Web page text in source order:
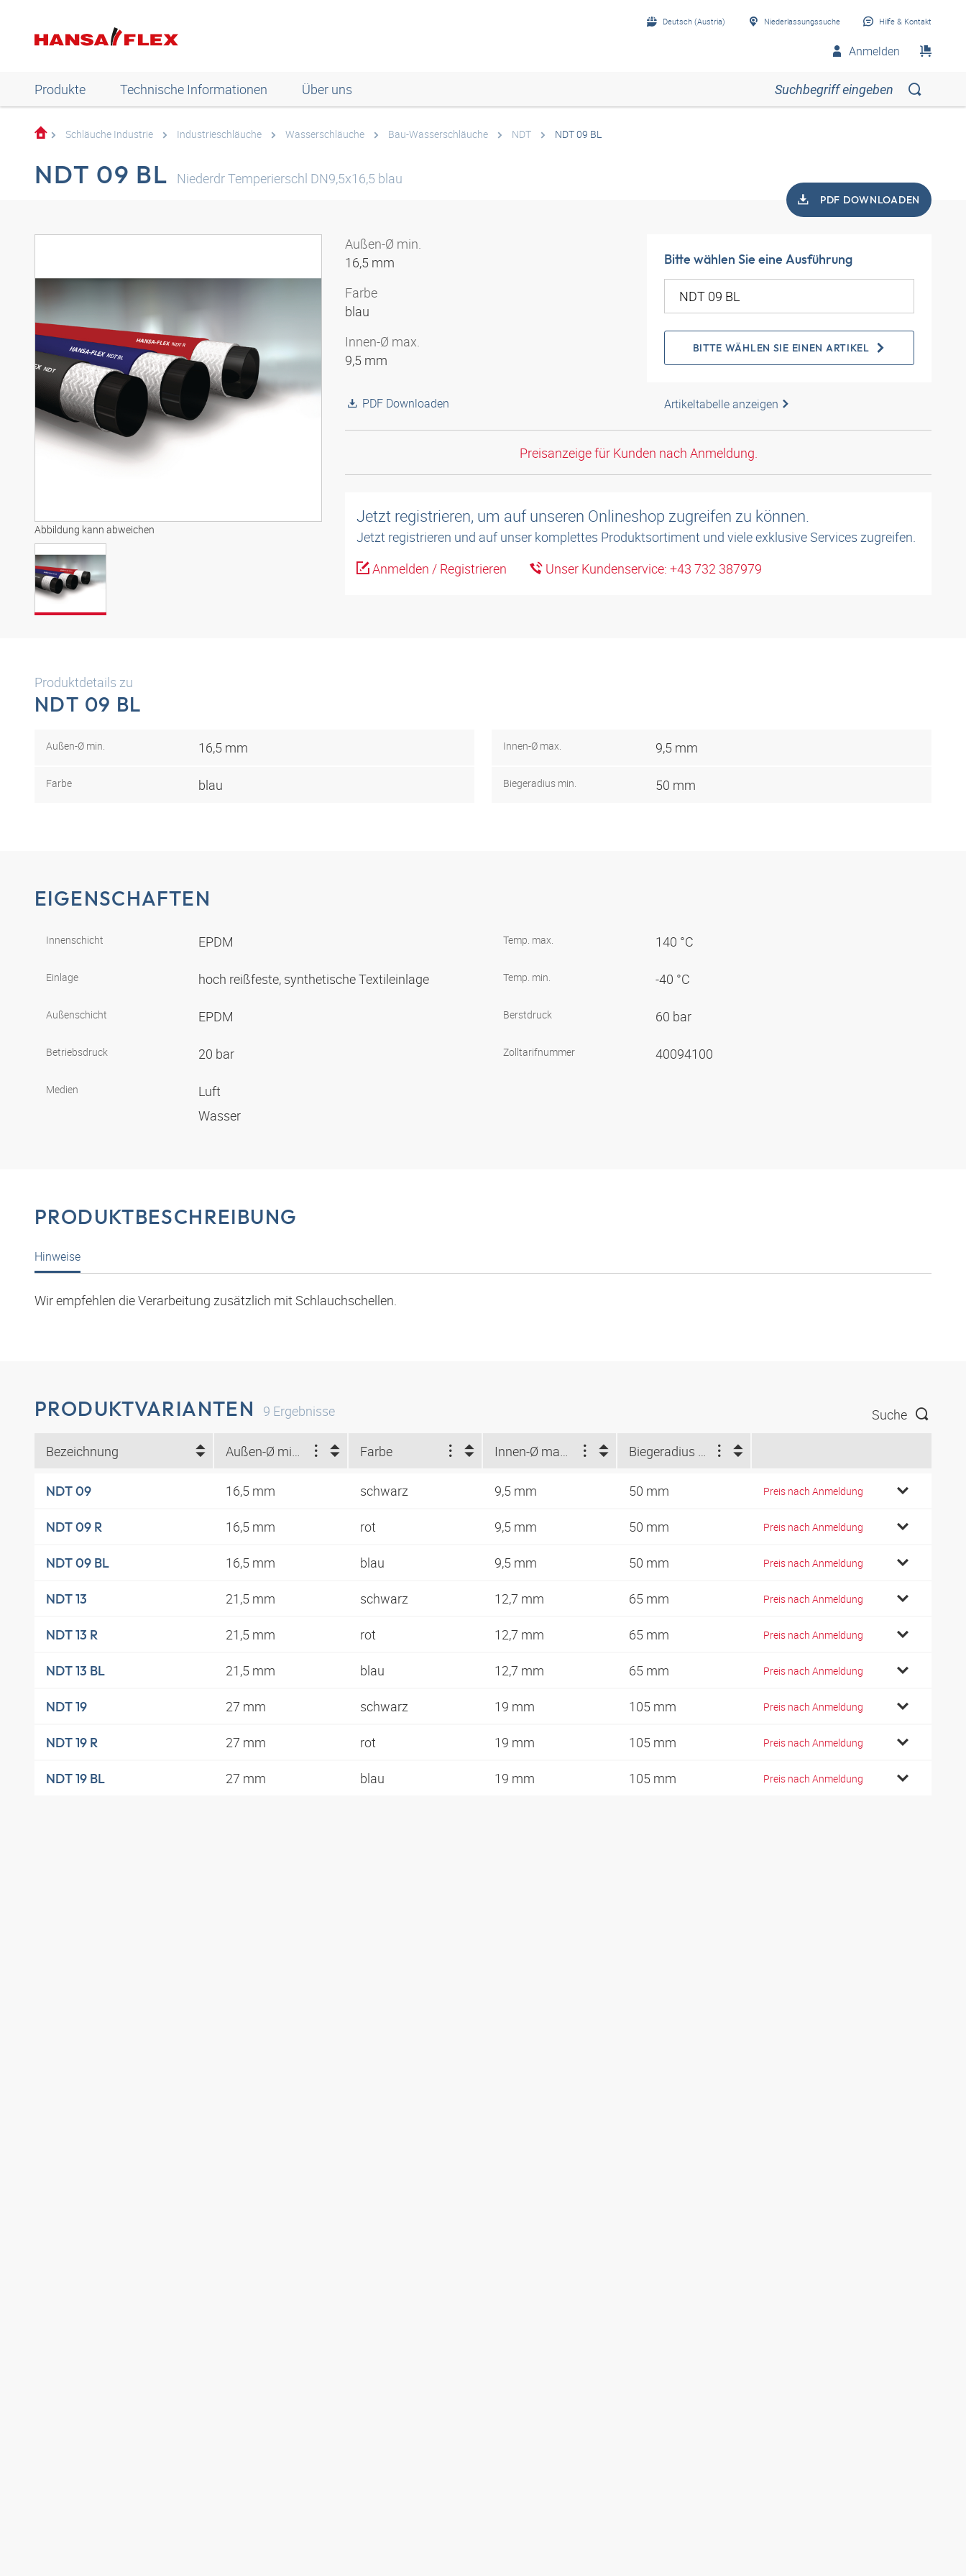
Deutsch (Austria) Niederlassungssuche Hilfe & Kontakt
Anmelden
Produkte Technische Informationen Über uns
Schläuche Industrie Industrieschläuche Wasserschläuche Bau-Wasserschläuche NDT NDT 09 BL
NDT 09 BL Niederdr Temperierschl DN9,5x16,5 blau
PDF DOWNLOADEN
Abbildung kann abweichen
Außen-Ø min.
16,5 mm
Farbe
blau
Innen-Ø max.
9,5 mm
PDF Downloaden
Bitte wählen Sie eine Ausführung
BITTE WÄHLEN SIE EINEN ARTIKEL
Artikeltabelle anzeigen
Preisanzeige für Kunden nach Anmeldung.
Jetzt registrieren, um auf unseren Onlineshop zugreifen zu können.
Jetzt registrieren und auf unser komplettes Produktsortiment und viele exklusive Services zugreifen.
Anmelden / Registrieren
Unser Kundenservice: +43 732 387979
Produktdetails zu
NDT 09 BL
Außen-Ø min. 16,5 mm
Farbe blau
Innen-Ø max. 9,5 mm
Biegeradius min. 50 mm
EIGENSCHAFTEN
Innenschicht EPDM
Einlage hoch reißfeste, synthetische Textileinlage
Außenschicht EPDM
Betriebsdruck 20 bar
Medien
Luft
Wasser
Temp. max. 140 °C
Temp. min. -40 °C
Berstdruck 60 bar
Zolltarifnummer 40094100
PRODUKTBESCHREIBUNG
Hinweise
Wir empfehlen die Verarbeitung zusätzlich mit Schlauchschellen.
PRODUKTVARIANTEN 9 Ergebnisse Suche
Bezeichnung Außen-Ø min. (mm) Farbe Innen-Ø max. (mm) Biegeradius min. (mm)
NDT 09 16,5 mm schwarz 9,5 mm 50 mm Preis nach Anmeldung
NDT 09 R 16,5 mm rot 9,5 mm 50 mm Preis nach Anmeldung
NDT 09 BL 16,5 mm blau 9,5 mm 50 mm Preis nach Anmeldung
NDT 13 21,5 mm schwarz 12,7 mm 65 mm Preis nach Anmeldung
NDT 13 R 21,5 mm rot 12,7 mm 65 mm Preis nach Anmeldung
NDT 13 BL 21,5 mm blau 12,7 mm 65 mm Preis nach Anmeldung
NDT 19 27 mm schwarz 19 mm 105 mm Preis nach Anmeldung
NDT 19 R 27 mm rot 19 mm 105 mm Preis nach Anmeldung
NDT 19 BL 27 mm blau 19 mm 105 mm Preis nach Anmeldung